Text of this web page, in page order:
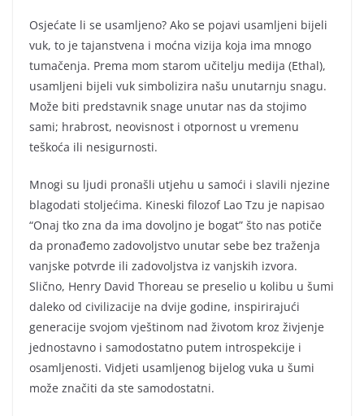
Osjećate li se usamljeno? Ako se pojavi usamljeni bijeli
vuk, to je tajanstvena i moćna vizija koja ima mnogo
tumačenja. Prema mom starom učitelju medija (Ethal),
usamljeni bijeli vuk simbolizira našu unutarnju snagu.
Može biti predstavnik snage unutar nas da stojimo
sami; hrabrost, neovisnost i otpornost u vremenu
teškoća ili nesigurnosti.
Mnogi su ljudi pronašli utjehu u samoći i slavili njezine
blagodati stoljećima. Kineski filozof Lao Tzu je napisao
“Onaj tko zna da ima dovoljno je bogat” što nas potiče
da pronađemo zadovoljstvo unutar sebe bez traženja
vanjske potvrde ili zadovoljstva iz vanjskih izvora.
Slično, Henry David Thoreau se preselio u kolibu u šumi
daleko od civilizacije na dvije godine, inspirirajući
generacije svojom vještinom nad životom kroz živjenje
jednostavno i samodostatno putem introspekcije i
osamljenosti. Vidjeti usamljenog bijelog vuka u šumi
može značiti da ste samodostatni.